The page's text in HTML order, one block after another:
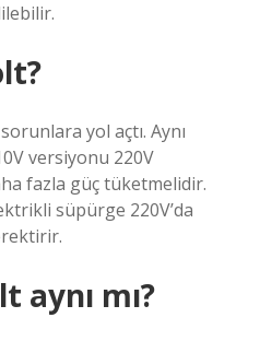
yol açtı. Aynı
versiyonu 220V
fazla güç tüketmelidir.
süpürge 220V’da
aynı mı?